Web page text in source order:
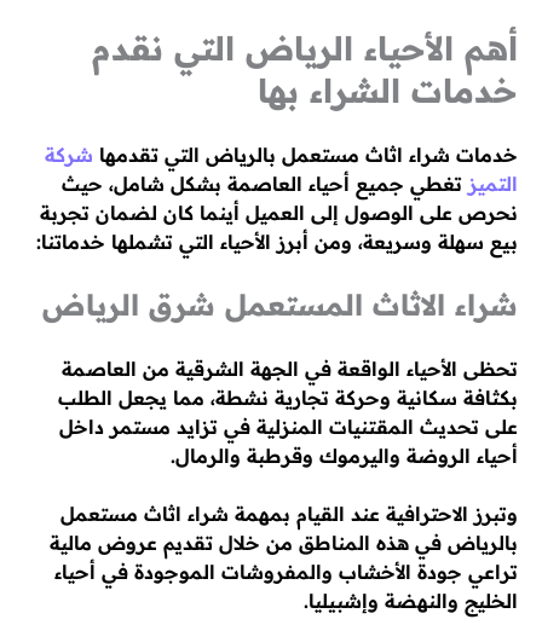
أهم الأحياء الرياض التي نقدم
خدمات الشراء بها
خدمات شراء اثاث مستعمل بالرياض التي تقدمها شركة
التميز تغطي جميع أحياء العاصمة بشكل شامل، حيث
نحرص على الوصول إلى العميل أينما كان لضمان تجربة
بيع سهلة وسريعة، ومن أبرز الأحياء التي تشملها خدماتنا:
شراء الاثاث المستعمل شرق الرياض
تحظى الأحياء الواقعة في الجهة الشرقية من العاصمة
بكثافة سكانية وحركة تجارية نشطة، مما يجعل الطلب
على تحديث المقتنيات المنزلية في تزايد مستمر داخل
أحياء الروضة واليرموك وقرطبة والرمال.
وتبرز الاحترافية عند القيام بمهمة شراء اثاث مستعمل
بالرياض في هذه المناطق من خلال تقديم عروض مالية
تراعي جودة الأخشاب والمفروشات الموجودة في أحياء
الخليج والنهضة وإشبيليا.